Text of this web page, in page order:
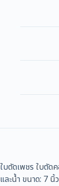
ใบตัดเพชร ใบตัด
และน้ำ ขนาด: 7